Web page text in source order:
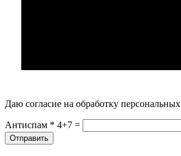
Даю согласие на обработку
Антиспам * 4+7 =